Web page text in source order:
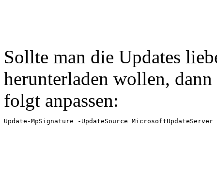
Sollte man die Updates
herunterladen wollen,
folgt anpassen:
Update-MpSignature -UpdateSource MicrosoftUpdateServer